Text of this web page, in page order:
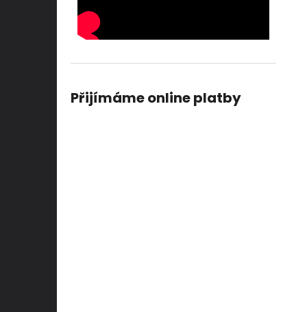
Přijímáme online platby